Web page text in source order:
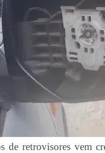
de retrovisores vem